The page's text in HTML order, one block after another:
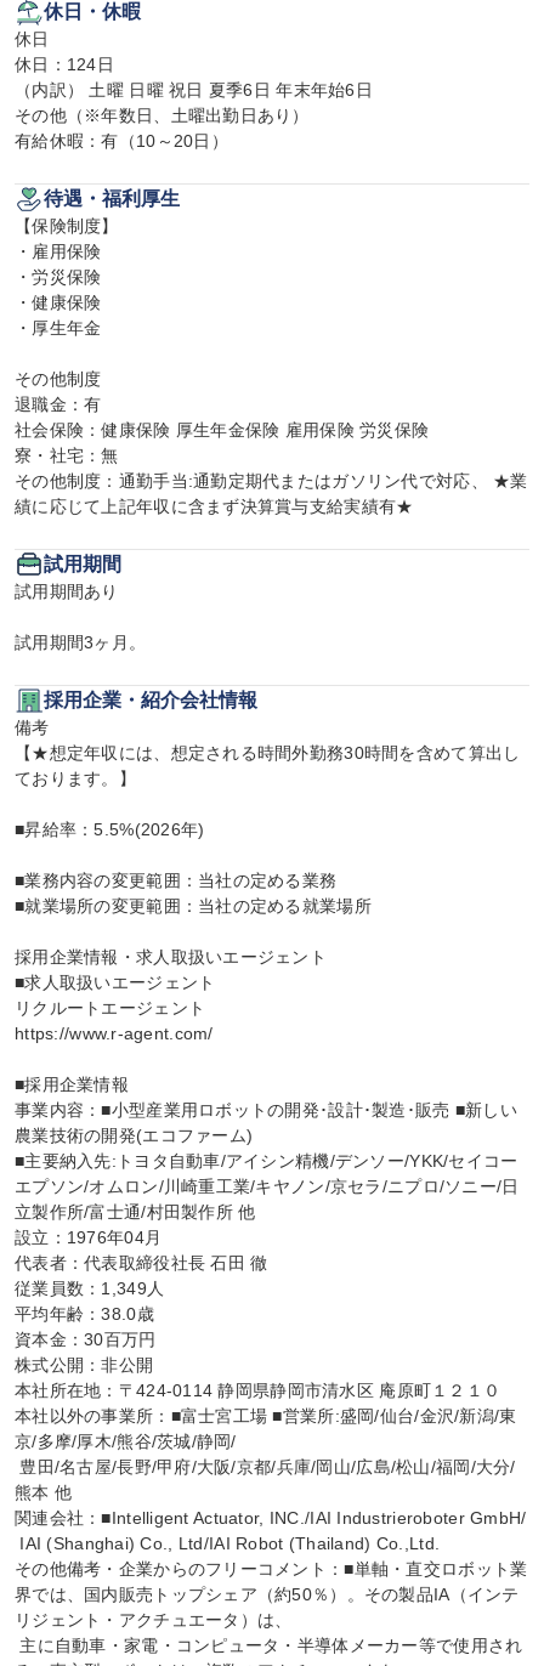
休日・休暇
休日
休日：124日
（内訳） 土曜 日曜 祝日 夏季6日 年末年始6日
その他（※年数日、土曜出勤日あり）
有給休暇：有（10～20日）
待遇・福利厚生
【保険制度】
・雇用保険
・労災保険
・健康保険
・厚生年金
その他制度
退職金：有
社会保険：健康保険 厚生年金保険 雇用保険 労災保険
寮・社宅：無
その他制度：通勤手当:通勤定期代またはガソリン代で対応、 ★業
績に応じて上記年収に含まず決算賞与支給実績有★
試用期間
試用期間あり
試用期間3ヶ月。
採用企業・紹介会社情報
備考
【★想定年収には、想定される時間外勤務30時間を含めて算出し
ております。】
■昇給率：5.5%(2026年)
■業務内容の変更範囲：当社の定める業務
■就業場所の変更範囲：当社の定める就業場所
採用企業情報・求人取扱いエージェント
■求人取扱いエージェント
リクルートエージェント
https://www.r-agent.com/
■採用企業情報
事業内容：■小型産業用ロボットの開発･設計･製造･販売 ■新しい
農業技術の開発(エコファーム)
■主要納入先:トヨタ自動車/アイシン精機/デンソー/YKK/セイコー
エプソン/オムロン/川崎重工業/キヤノン/京セラ/ニプロ/ソニー/日
立製作所/富士通/村田製作所 他
設立：1976年04月
代表者：代表取締役社長 石田 徹
従業員数：1,349人
平均年齢：38.0歳
資本金：30百万円
株式公開：非公開
本社所在地：〒424-0114 静岡県静岡市清水区 庵原町１２１０
本社以外の事業所：■富士宮工場 ■営業所:盛岡/仙台/金沢/新潟/東
京/多摩/厚木/熊谷/茨城/静岡/
熊本 他
関連会社：■Intelligent Actuator, INC./IAI Industrieroboter GmbH/
その他備考・企業からのフリーコメント：■単軸・直交ロボット業
界では、国内販売トップシェア（約50％）。その製品IA（インテ
リジェント・アクチュエータ）は、